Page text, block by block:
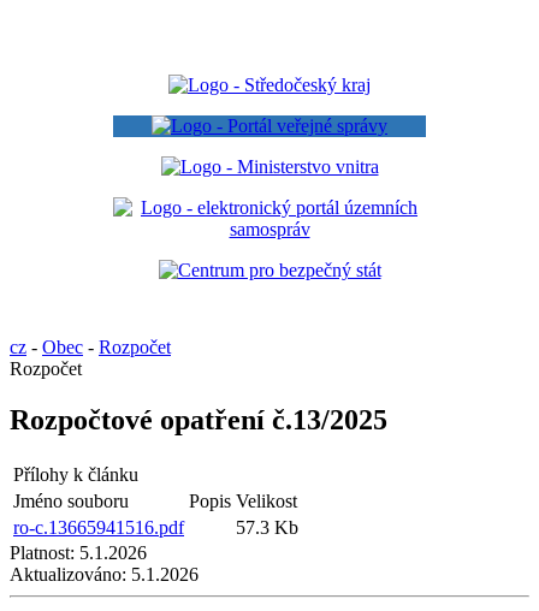
cz - Obec - Rozpočet
Rozpočet
Rozpočtové opatření č.13/2025
Přílohy k článku
Jméno souboru
Popis Velikost
ro-c.13665941516.pdf
57.3 Kb
Platnost: 5.1.2026
Aktualizováno: 5.1.2026